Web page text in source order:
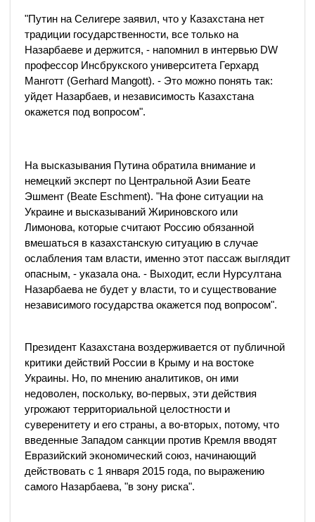
"Путин на Селигере заявил, что у Казахстана нет
традиции государственности, все только на
Назарбаеве и держится, - напомнил в интервью DW
профессор Инсбрукского университета Герхард
Манготт (Gerhard Mangott). - Это можно понять так:
уйдет Назарбаев, и независимость Казахстана
окажется под вопросом".
На высказывания Путина обратила внимание и
немецкий эксперт по Центральной Азии Беате
Эшмент (Beate Eschment). "На фоне ситуации на
Украине и высказываний Жириновского или
Лимонова, которые считают Россию обязанной
вмешаться в казахстанскую ситуацию в случае
ослабления там власти, именно этот пассаж выглядит
опасным, - указала она. - Выходит, если Нурсултана
Назарбаева не будет у власти, то и существование
независимого государства окажется под вопросом".
Президент Казахстана воздерживается от публичной
критики действий России в Крыму и на востоке
Украины. Но, по мнению аналитиков, он ими
недоволен, поскольку, во-первых, эти действия
угрожают территориальной целостности и
суверенитету и его страны, а во-вторых, потому, что
введенные Западом санкции против Кремля вводят
Евразийский экономический союз, начинающий
действовать с 1 января 2015 года, по выражению
самого Назарбаева, "в зону риска".